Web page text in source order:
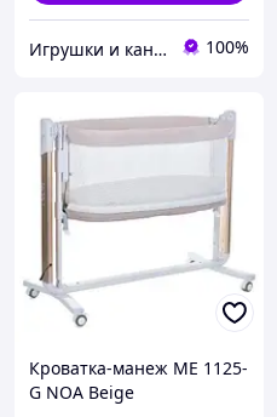
Игрушки и канцтовары «Плюшево» 100%
Кроватка-манеж ME 1125-
G NOA Beige